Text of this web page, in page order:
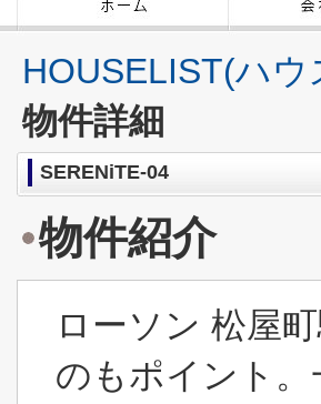
HOUSELIST(ハ
物件詳細
SERENiTE-04
物件紹介
ローソン 松屋
のもポイント